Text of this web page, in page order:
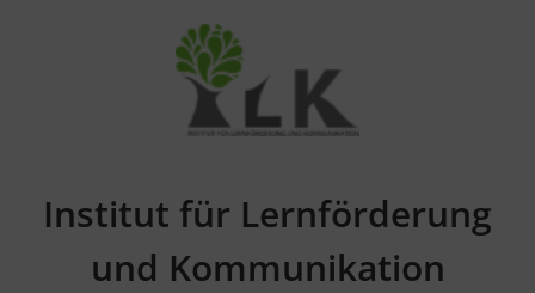
Institut für Lernförderung
und Kommunikation